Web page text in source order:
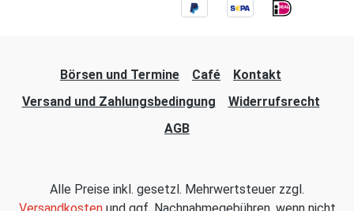
Börsen und Termine Café
Kontakt
Versand und Zahlungsbedingung
Widerrufsrecht
AGB
Alle Preise inkl. gesetzl. Mehrwertsteuer zzgl.